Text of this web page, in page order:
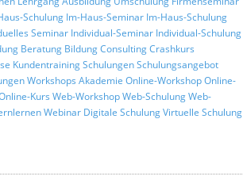
Schulung Im-Haus-Seminar Im-Haus-Schulung
Seminar Individual-Seminar Individual-Schulung
Beratung BildungConsultingCrashkurs
KundentrainingSchulungenSchulungsangebot
Workshops Akademie Online-WorkshopOnline-
Kurs Web-WorkshopWeb-SchulungWeb-
Webinar Digitale SchulungVirtuelle Schulung